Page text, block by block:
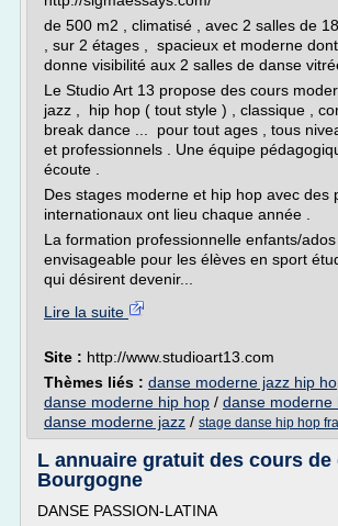
de 500 m2 , climatisé , avec 2 salles de
, sur 2 étages , spacieux et moderne
donne visibilité aux 2 salles de danse
Le Studio Art 13 propose des cours
jazz , hip hop ( tout style ) , classique ,
break dance ... pour tout ages , tous
et professionnels . Une équipe
écoute .
Des stages moderne et hip hop avec des
internationaux ont lieu chaque année .
La formation professionnelle enfants/
envisageable pour les élèves en sport
qui désirent devenir...
Lire la suite
Site : http://www.studioart13.com
Thèmes liés : danse moderne jazz hip
danse moderne hip hop / danse moderne
danse moderne jazz / stage danse hip hop
L annuaire gratuit des cours de
Bourgogne
DANSE PASSION-LATINA